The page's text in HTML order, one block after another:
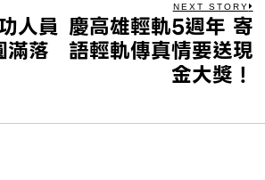
人員
滿落
NEXT STORY
慶高雄輕軌5週年 寄
語輕軌傳真情要送現
金大獎！